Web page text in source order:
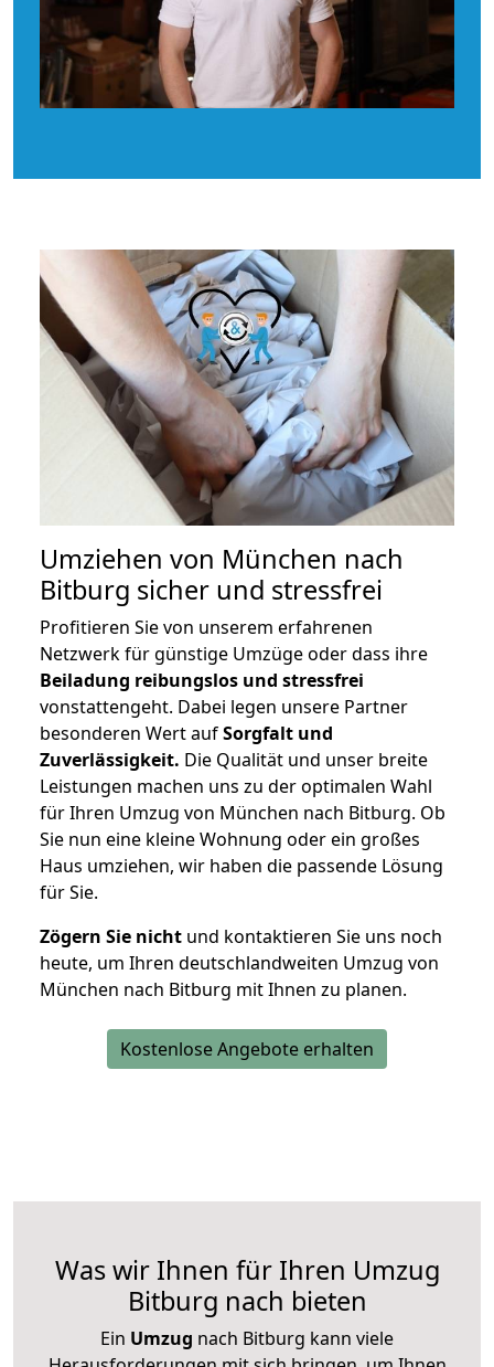
Umziehen von München nach
Bitburg sicher und stressfrei
Profitieren Sie von unserem erfahrenen
Netzwerk für günstige Umzüge oder dass ihre
Beiladung reibungslos und stressfrei
vonstattengeht. Dabei legen unsere Partner
besonderen Wert aufSorgfalt und
Zuverlässigkeit. Die Qualität und unser breite
Leistungen machen uns zu der optimalen Wahl
für Ihren Umzug von München nach Bitburg. Ob
Sie nun eine kleine Wohnung oder ein großes
Haus umziehen, wir haben die passende Lösung
für Sie.
Zögern Sie nicht und kontaktieren Sie uns noch
heute, um Ihren deutschlandweiten Umzug von
München nach Bitburg mit Ihnen zu planen.
Kostenlose Angebote erhalten
Was wir Ihnen für Ihren Umzug
Bitburg nach bieten
Ein Umzug nach Bitburg kann viele